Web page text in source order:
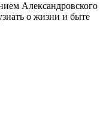
Александровского
о жизни и быте